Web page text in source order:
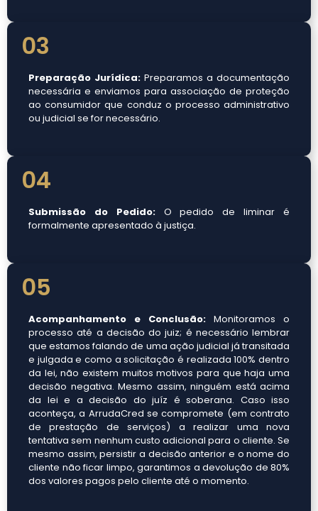
03
Preparação Jurídica: Preparamos a documentação
necessária e enviamos para associação de proteção
ao consumidor que conduz o processo administrativo
ou judicial se for necessário.
04
Submissão do Pedido:O pedido de liminar é
formalmente apresentado à justiça.
05
Acompanhamento e Conclusão: Monitoramos o
processo até a decisão do juiz; é necessário lembrar
que estamos falando de uma ação judicial já transitada
e julgada e como a solicitação é realizada 100% dentro
da lei, não existem muitos motivos para que haja uma
decisão negativa. Mesmo assim, ninguém está acima
da lei e a decisão do juíz é soberana. Caso isso
aconteça, a ArrudaCred se compromete (em contrato
de prestação de serviços) a realizar uma nova
tentativa sem nenhum custo adicional para o cliente. Se
mesmo assim, persistir a decisão anterior e o nome do
cliente não ficar limpo, garantimos a devolução de 80%
dos valores pagos pelo cliente até o momento.